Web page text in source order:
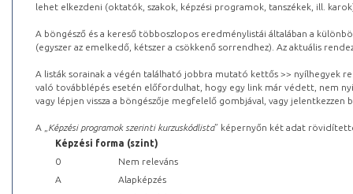
lehet elkezdeni (oktatók, szakok, képzési programok, tanszékek, ill.
A böngésző és a kereső többoszlopos eredménylistái általában a
(egyszer az emelkedő, kétszer a csökkenő sorrendhez). Az aktuális
A listák sorainak a végén található jobbra mutató kettős >> nyílhegyek
való továbblépés esetén előfordulhat, hogy egy link már védett, nem
vagy lépjen vissza a böngészője megfelelő gombjával, vagy
A „ Képzési programok szerinti kurzuskódlista” képernyőn két adat
Képzési forma (szint)
0
Nem releváns
A
Alapképzés